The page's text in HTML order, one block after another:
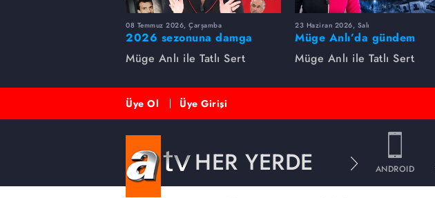
08 Temmuz 2026, Çarşamba
2026 sezonuna damga
vuran 5 Müge Anlı
dosyası...
Müge Anlı ile Tatlı Sert
23 Haziran 2026, Salı
Müge Anlı’da gündem
sarsıldı! Kayıp dosyaları ve
aile ihanetleri herkesi şoke
Müge Anlı ile Tatlı Sert
Üye Ol Üye Girişi
HER YERDE ANDROID